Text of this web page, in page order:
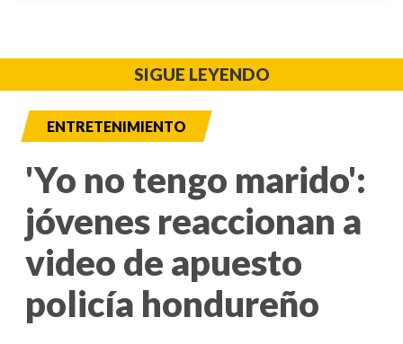
SIGUE LEYENDO
ENTRETENIMIENTO
'Yo no tengo marido':
jóvenes reaccionan a
video de apuesto
policía hondureño